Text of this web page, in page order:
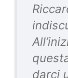
darci